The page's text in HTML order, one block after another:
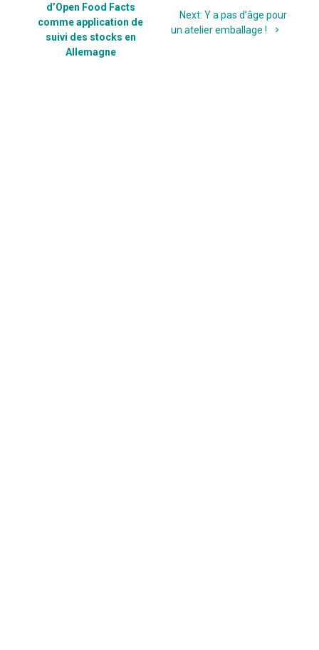
l’article
post:
d’Open Food Facts
comme application de
suivi des stocks en
Allemagne
Next: Next
post:
Y a pas d’âge pour
un atelier emballage !